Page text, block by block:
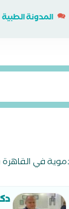
المدونة الطبية